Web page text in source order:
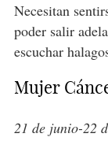
Necesitan
poder salir
escuchar
Mujer
21 de junio-22